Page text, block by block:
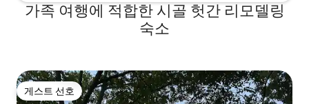
가족 여행에 적합한 시골 헛간 리모델링
숙소
게스트 선호
게스트 선호